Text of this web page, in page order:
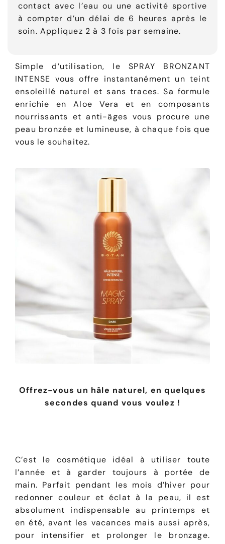
contact avec l’eau ou une activité sportive
à compter d’un délai de 6 heures après le
soin. Appliquez 2 à 3 fois par semaine.
Simple d’utilisation, le SPRAY BRONZANT
INTENSE vous offre instantanément un teint
ensoleillé naturel et sans traces. Sa formule
enrichie en Aloe Vera et en composants
nourrissants et anti-âges vous procure une
peau bronzée et lumineuse, à chaque fois que
vous le souhaitez.
Offrez-vous un hâle naturel, en quelques
secondes quand vous voulez !
C’est le cosmétique idéal à utiliser toute
l’année et à garder toujours à portée de
main. Parfait pendant les mois d’hiver pour
redonner couleur et éclat à la peau, il est
absolument indispensable au printemps et
en été, avant les vacances mais aussi après,
pour intensifier et prolonger le bronzage.